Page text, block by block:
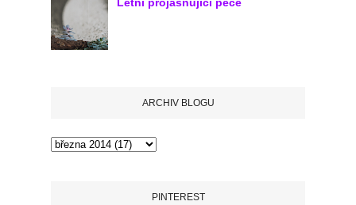
Letní projasňující péče
ARCHIV BLOGU
PINTEREST